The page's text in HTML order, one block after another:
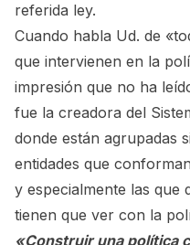
referida ley.
Cuando habla Ud. de
que intervienen en la
impresión que no ha
fue la creadora del
donde están agrupadas
entidades que
y especialmente las que
tienen que ver con la
«Construir una política